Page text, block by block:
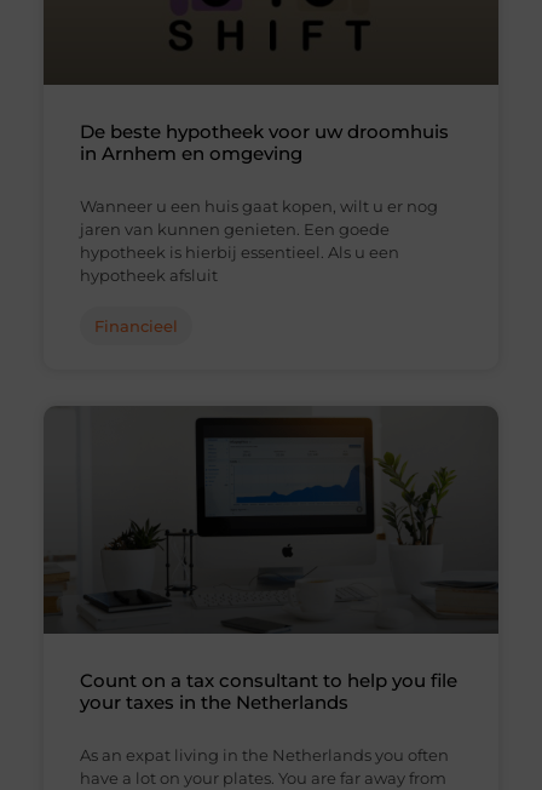
De beste hypotheek voor uw droomhuis
in Arnhem en omgeving
Wanneer u een huis gaat kopen, wilt u er nog
jaren van kunnen genieten. Een goede
hypotheek is hierbij essentieel. Als u een
hypotheek afsluit
Financieel
Count on a tax consultant to help you file
your taxes in the Netherlands
As an expat living in the Netherlands you often
have a lot on your plates. You are far away from